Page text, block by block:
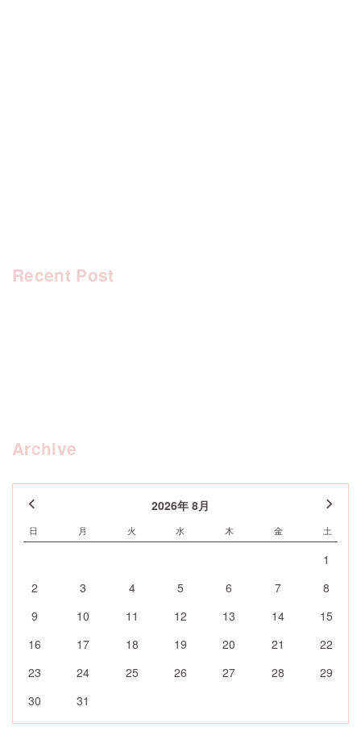
Recent Post
Archive
2026年 8月
日 月 火 水 木 金 土
1
2
3 4 5 6 7
8
9
10 11 12 13 14
15
16
17 18 19 20 21
22
23
24 25 26 27 28
29
30
31